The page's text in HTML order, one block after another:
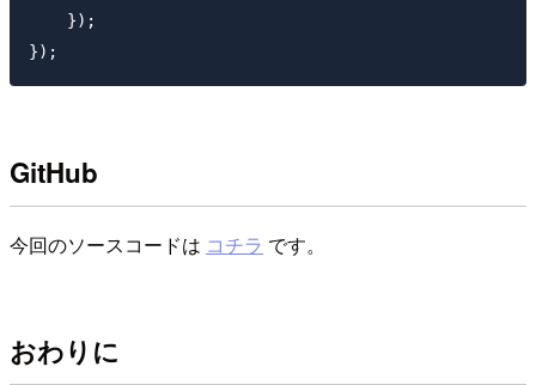
    });
GitHub
今回のソースコードは コチラ です。
おわりに